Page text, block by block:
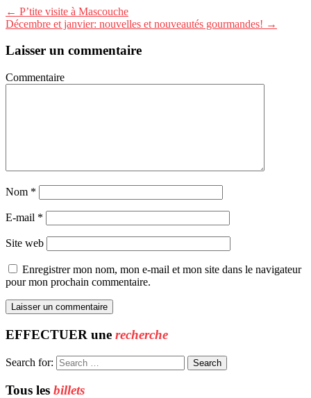
← P’tite visite à Mascouche
Décembre et janvier: nouvelles et nouveautés gourmandes! →
Laisser un commentaire
Commentaire
Nom *
E-mail *
Site web
Enregistrer mon nom, mon e-mail et mon site dans le navigateur
pour mon prochain commentaire.
EFFECTUER une recherche
Search for:
Tous les billets